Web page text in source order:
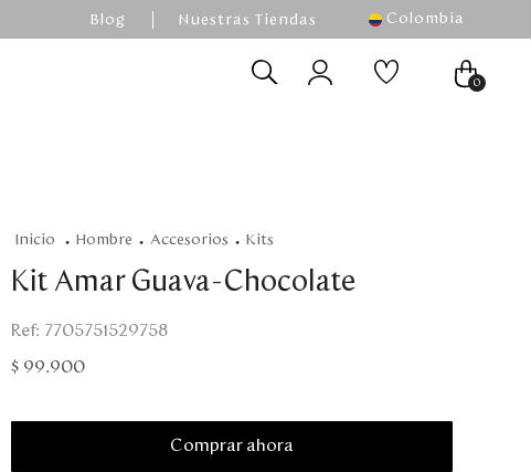
Blog Nuestras Tiendas Colombia
0
hombre accesorios kits
Kit Amar Guava-Chocolate
: 7705751529758
$ 99.900
Comprar ahora